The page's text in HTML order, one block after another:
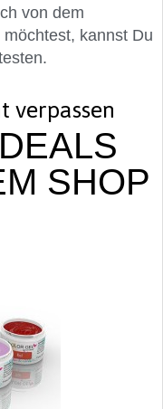
von dem
kannst Du
verpassen
SHOP